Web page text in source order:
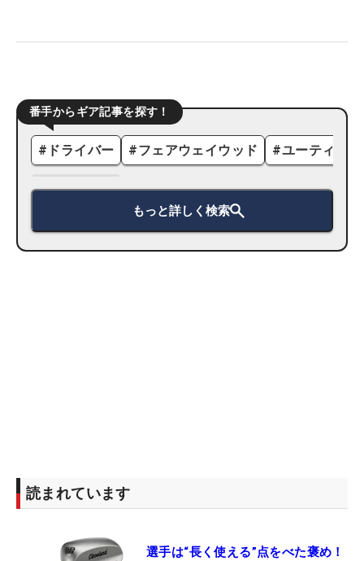
番手からギア記事を探す！
# ドライバー #フェアウェイウッド #ユーティリ
もっと詳しく検索
読まれています
選手は“長く使える”点をべた褒め！